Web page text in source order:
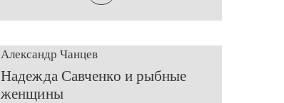
Александр Чанцев
​Надежда Савченко и рыбные
женщины